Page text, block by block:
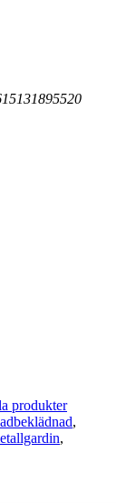
produkter
,
,